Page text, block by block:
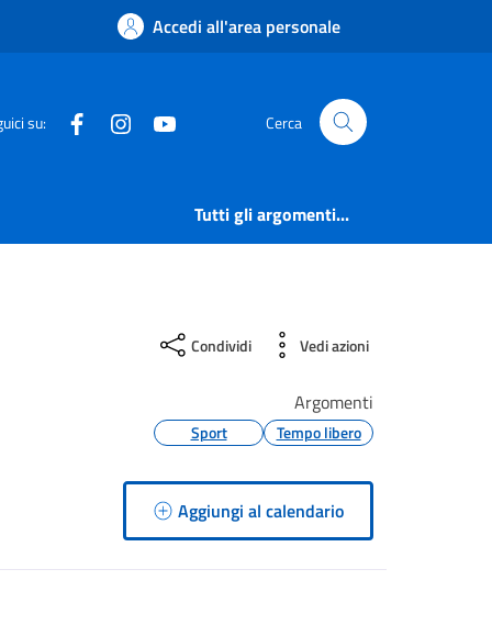
Accedi all'area personale
su: FacebookInstagram Cerca
Tutti gli argomenti...
Condividi Vedi azioni
Argomenti
Sport Tempo libero
Aggiungi al calendario